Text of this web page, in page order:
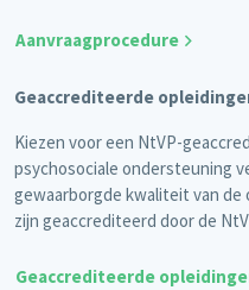
Aanvraagprocedure
Geaccrediteerde
Kiezen voor een NtVP-
psychosociale ondersteuning
gewaarborgde kwaliteit van de
zijn geaccrediteerd door de
Geaccrediteerde